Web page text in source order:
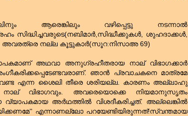
ആരെങ്കിലും വഴിപ്പെട്ടു നടന്നാല്‍
ശുഹദാക്കള്‍,
അവരത്രെ നല്ല കൂട്ടുകാര്‍(സൂറ:നിസാഅ 69)
അഥവാ അനുഗ്രഹീതരായ നാല്‌ വിഭാഗക്കാര്‍
ഞാന്‍ പ്രവാചകനെ മാത്രമേ
എന്ന ശൈലി തീരെ ശരിയല്ല. കാരണം അല്ലാഹു
നാല്‌ വിഭാഗവും. അവരെയൊക്കെ നിയമാനുസൃതം
അര്‍ഥത്തില്‍ വിശദീകരിച്ചത്‌. അല്ലെങ്കില്‍
എന്നാണല്ലോ പറയേണ്ടിയിരുന്നത്‌!സ്വന്തമായ